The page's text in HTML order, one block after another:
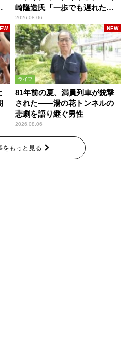
崎隆造氏「一歩でも遅れた
ら…」
2026.08.06
ライフ
81年前の夏、満員列車が銃撃
された――湯の花トンネルの
悲劇を語り継ぐ男性
2026.08.06
NEW
をもっと見る